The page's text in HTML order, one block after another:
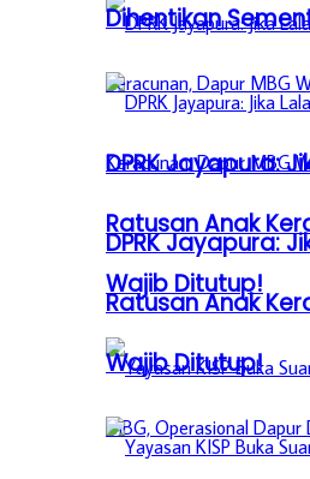
DPRK Jayapura:
Ratusan Anak
Wajib Ditutup!
Dihentikan
DPRK Jayapura:
Ratusan Anak
Wajib Ditutup!